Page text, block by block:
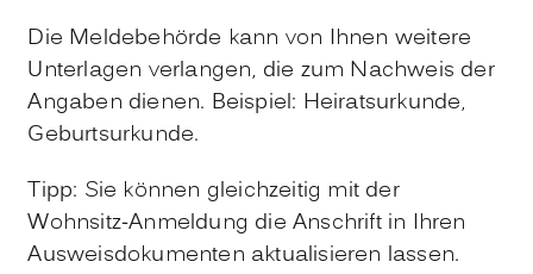
Die Meldebehörde kann von Ihnen weitere
Unterlagen verlangen, die zum Nachweis der
Angaben dienen. Beispiel: Heiratsurkunde,
Geburtsurkunde.
Tipp: Sie können gleichzeitig mit der
Wohnsitz-Anmeldung die Anschrift in Ihren
Ausweisdokumenten aktualisieren lassen.